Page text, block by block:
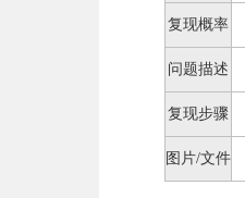
复现概率
问题描述
复现步骤
图片/文件